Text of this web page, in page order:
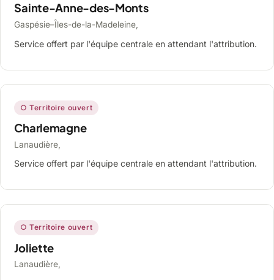
Sainte-Anne-des-Monts
Gaspésie–Îles-de-la-Madeleine,
Service offert par l'équipe centrale en attendant l'attribution.
○ Territoire ouvert
Charlemagne
Lanaudière,
Service offert par l'équipe centrale en attendant l'attribution.
○ Territoire ouvert
Joliette
Lanaudière,